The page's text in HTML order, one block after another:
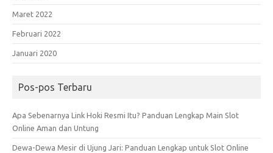
Maret 2022
Februari 2022
Januari 2020
Pos-pos Terbaru
Apa Sebenarnya Link Hoki Resmi Itu? Panduan Lengkap Main Slot
Online Aman dan Untung
Dewa-Dewa Mesir di Ujung Jari: Panduan Lengkap untuk Slot Online